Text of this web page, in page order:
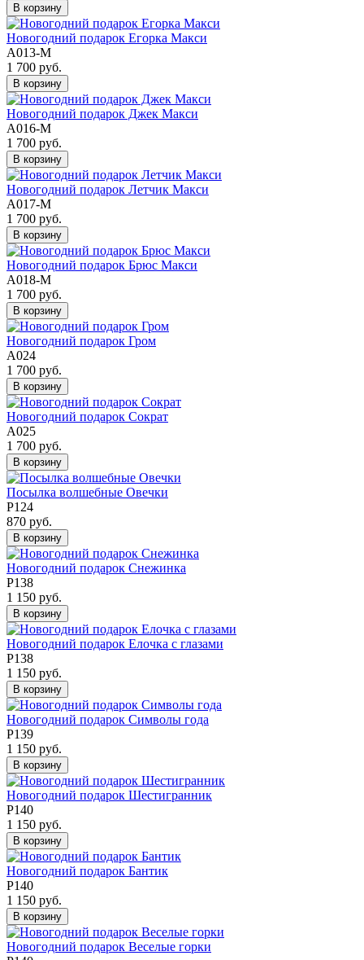
В корзину
Новогодний подарок Егорка Макси
А013-М
1 700 руб.
В корзину
Новогодний подарок Джек Макси
А016-М
1 700 руб.
В корзину
Новогодний подарок Летчик Макси
А017-М
1 700 руб.
В корзину
Новогодний подарок Брюс Макси
А018-М
1 700 руб.
В корзину
Новогодний подарок Гром
А024
1 700 руб.
В корзину
Новогодний подарок Сократ
А025
1 700 руб.
В корзину
Посылка волшебные Овечки
Р124
870 руб.
В корзину
Новогодний подарок Снежинка
Р138
1 150 руб.
В корзину
Новогодний подарок Елочка с глазами
Р138
1 150 руб.
В корзину
Новогодний подарок Символы года
Р139
1 150 руб.
В корзину
Новогодний подарок Шестигранник
Р140
1 150 руб.
В корзину
Новогодний подарок Бантик
Р140
1 150 руб.
В корзину
Новогодний подарок Веселые горки